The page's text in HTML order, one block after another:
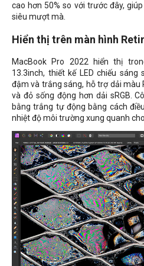
cao hơn 50% so với trước đây,
siêu mượt mà.
Hiển thị trên màn hình
MacBook Pro 2022 hiển thị
13.3inch, thiết kế LED chiếu
đậm và trắng sáng, hỗ trợ dải màu
và đỏ sống động hơn dải sRGB.
bằng trắng tự động bằng cách
nhiệt độ môi trường xung quanh